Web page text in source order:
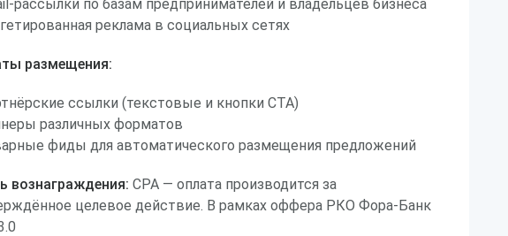
рассылки по базам предпринимателей и владельцев бизнеса
реклама в социальных сетях
размещения:
ссылки (текстовые и кнопки CTA)
различных форматов
фиды для автоматического размещения предложений
вознаграждения: CPA — оплата производится за
целевое действие. В рамках оффера РКО Фора-Банк